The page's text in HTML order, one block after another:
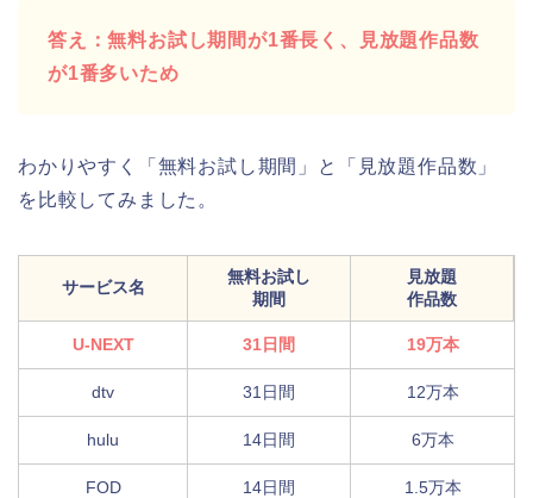
答え：無料お試し期間が1番長く、見放題作品数
が1番多いため
わかりやすく「無料お試し期間」と「見放題作品数」
を比較してみました。
サービス名
無料お試し
期間
見放題
作品数
U-NEXT 31日間 19万本
dtv 31日間 12万本
hulu 14日間 6万本
FOD 14日間 1.5万本